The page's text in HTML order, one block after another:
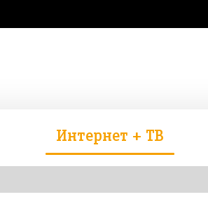
Интернет + ТВ